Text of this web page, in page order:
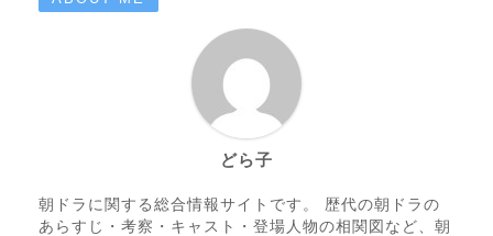
どら子
朝ドラに関する総合情報サイトです。 歴代の朝ドラの
あらすじ・考察・キャスト・登場人物の相関図など、朝